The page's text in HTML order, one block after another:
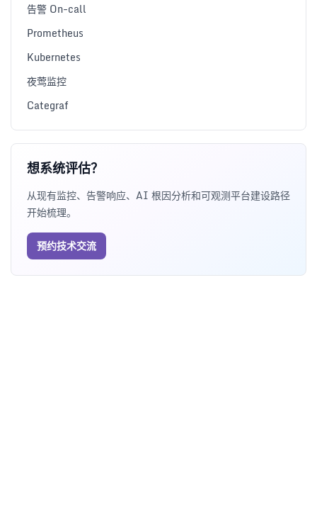
告警 On-call
Prometheus
Kubernetes
夜莺监控
Categraf
想系统评估？
从现有监控、告警响应、AI 根因分析和可观测平台建设路径
开始梳理。
预约技术交流